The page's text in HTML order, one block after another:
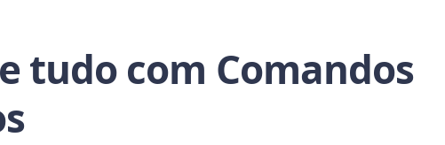
tudo com Comandos